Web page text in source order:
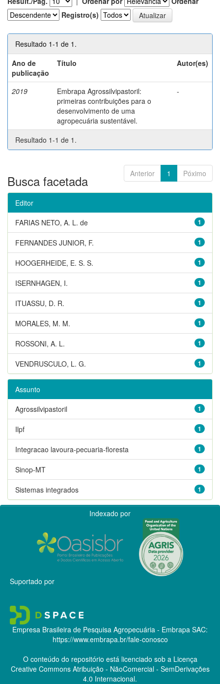
Registro(s)
Resultado 1-1 de 1.
Ano de
publicação
Título Autor(es)
2019
Embrapa Agrossilvipastoril:
primeiras contribuições para o
desenvolvimento de uma
agropecuária sustentável.
-
Resultado 1-1 de 1.
Anterior 1 Póximo
Busca facetada
Editor
1
FARIAS NETO, A. L. de
1
FERNANDES JUNIOR, F.
1
HOOGERHEIDE, E. S. S.
1
ISERNHAGEN, I.
1
ITUASSU, D. R.
1
MORALES, M. M.
1
ROSSONI, A. L.
1
VENDRUSCULO, L. G.
Assunto
1
Agrossilvipastoril
1
Ilpf
1
Integracao lavoura-pecuaria-floresta
1
Sinop-MT
1
Sistemas integrados
Indexado por
Suportado por
Empresa Brasileira de Pesquisa Agropecuária - Embrapa SAC:
https://www.embrapa.br/fale-conosco
O conteúdo do repositório está licenciado sob a Licença
Creative CommonsAtribuição - NãoComercial - SemDerivações
4.0 Internacional.